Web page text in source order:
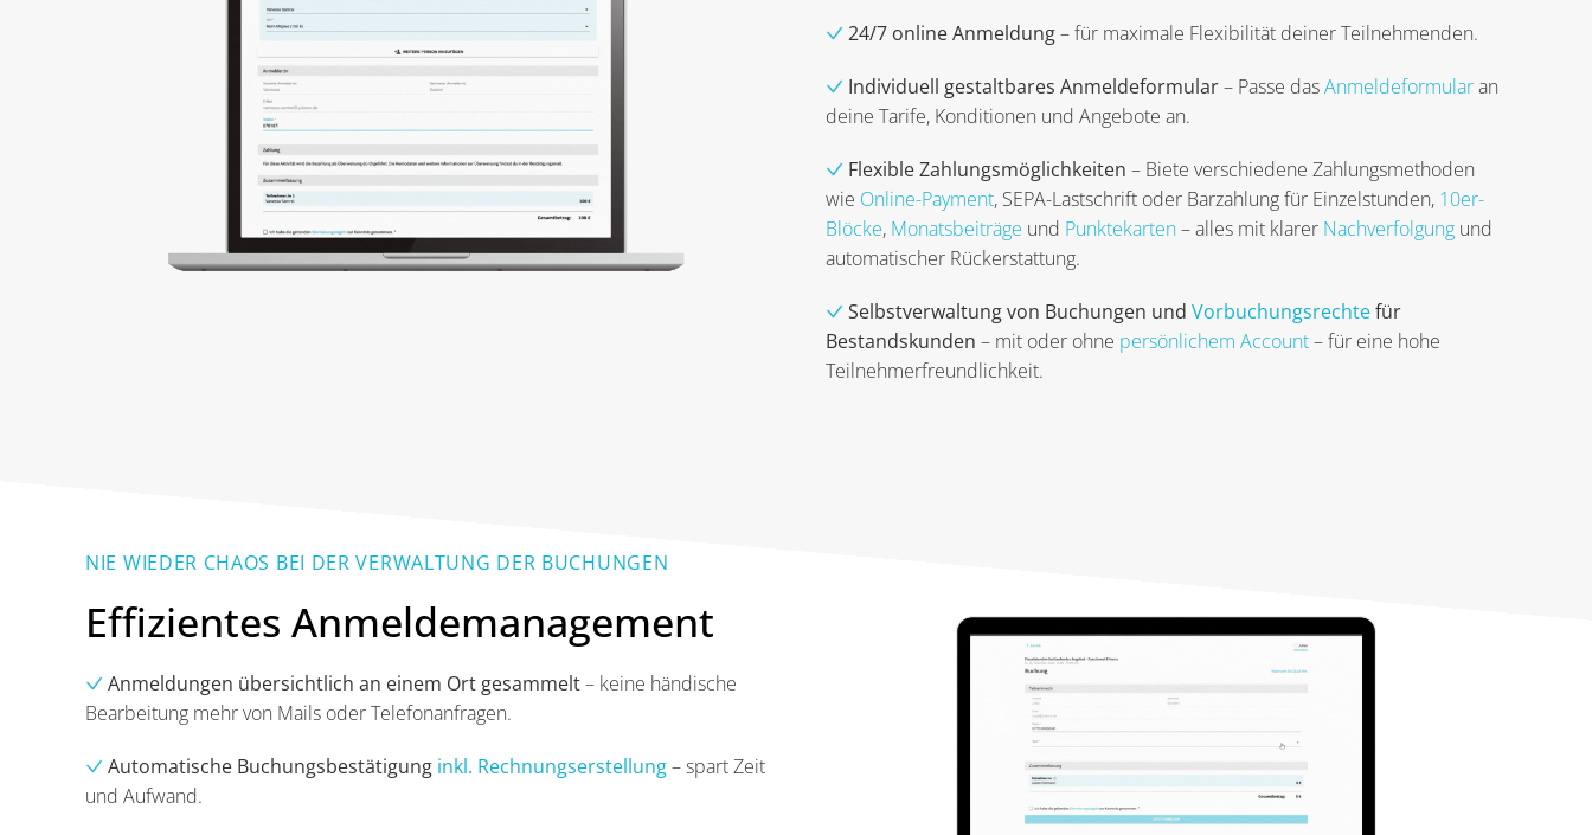
24/7 online Anmeldung– für maximale Flexibilität deiner Teilnehmenden.
Individuell gestaltbares Anmeldeformular– Passe dasAnmeldeformularan
deine Tarife, Konditionen und Angebote an.
Flexible Zahlungsmöglichkeiten – Biete verschiedene Zahlungsmethoden
wie Online-Payment, SEPA-Lastschrift oder Barzahlung für Einzelstunden, 10er-
Blöcke, Monatsbeiträge und Punktekarten– alles mit klarer Nachverfolgung und
automatischer Rückerstattung.
Selbstverwaltung von Buchungen und Vorbuchungsrechtefür
Bestandskunden – mit oder ohne persönlichem Account– für eine hohe
Teilnehmerfreundlichkeit.
NIE WIEDER CHAOS BEI DER VERWALTUNG DER BUCHUNGEN
Effizientes Anmeldemanagement
Anmeldungen übersichtlich an einem Ort gesammelt– keine händische
Bearbeitung mehr von Mails oder Telefonanfragen.
Automatische Buchungsbestätigung inkl. Rechnungserstellung– spart Zeit
und Aufwand.